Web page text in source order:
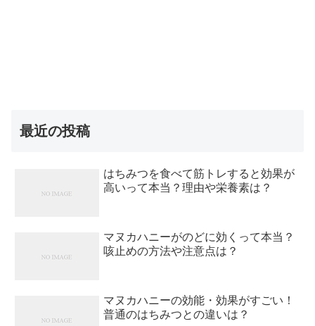
最近の投稿
はちみつを食べて筋トレすると効果が
高いって本当？理由や栄養素は？
マヌカハニーがのどに効くって本当？
咳止めの方法や注意点は？
マヌカハニーの効能・効果がすごい！
普通のはちみつとの違いは？